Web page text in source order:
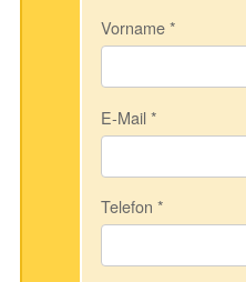
Vorname*
E-Mail*
Telefon *